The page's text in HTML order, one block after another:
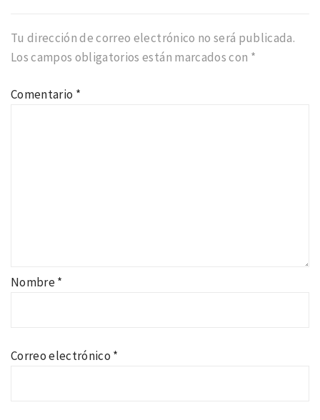
Tu dirección de correo electrónico no será publicada.
Los campos obligatorios están marcados con *
Comentario *
Nombre*
Correo electrónico *